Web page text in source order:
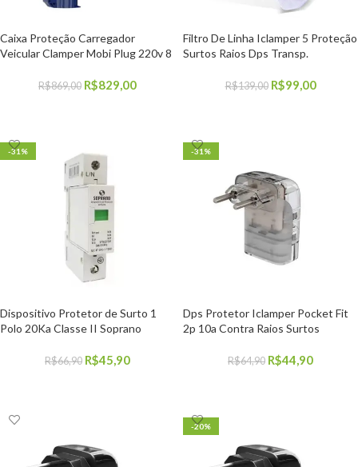
Caixa Proteção Carregador
Veicular Clamper Mobi Plug 220v 8
R$869,00 R$829,00
Filtro De Linha Iclamper 5 Proteção
Surtos Raios Dps Transp.
R$139,00 R$99,00
-31%
Dispositivo Protetor de Surto 1
Polo 20Ka Classe II Soprano
R$66,90 R$45,90
-31%
Dps Protetor Iclamper Pocket Fit
2p 10a Contra Raios Surtos
R$64,90 R$44,90
-20%